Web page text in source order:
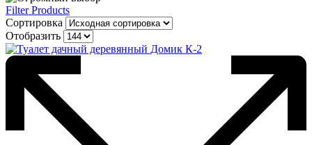
Filter Products
Сортировка
Отобразить